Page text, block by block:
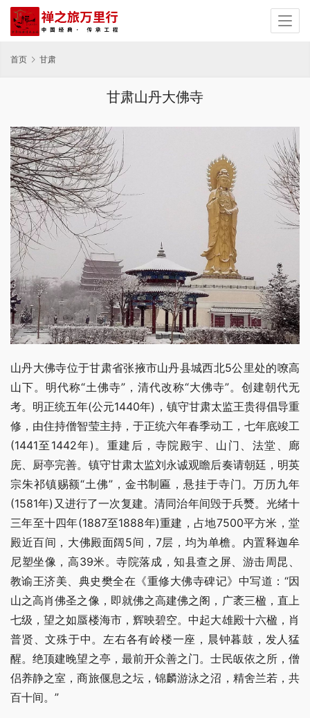
首页 甘肃
甘肃山丹大佛寺
山丹大佛寺位于甘肃省张掖市山丹县城西北5公里处的嘹高
山下。明代称“土佛寺”，清代改称“大佛寺”。创建朝代无
考。明正统五年(公元1440年)，镇守甘肃太监王贵得倡导重
修，由住持僧智莹主持，于正统六年春季动工，七年底竣工
(1441至1442年)。重建后，寺院殿宇、山门、法堂、廊
庑、厨亭完善。镇守甘肃太监刘永诚观瞻后奏请朝廷，明英
宗朱祁镇赐额“土佛”，金书制匾，悬挂于寺门。万历九年
(1581年)又进行了一次复建。清同治年间毁于兵燹。光绪十
三年至十四年(1887至1888年)重建，占地7500平方米，堂
殿近百间，大佛殿面阔5间，7层，均为单檐。内置释迦牟
尼塑坐像，高39米。寺院落成，知县查之屏、游击周昆、
教谕王济美、典史樊全在《重修大佛寺碑记》中写道：“因
山之高肖佛圣之像，即就佛之高建佛之阁，广袤三楹，直上
七级，望之如蜃楼海市，辉映碧空。中起大雄殿十六楹，肖
普贤、文殊于中。左右各有岭楼一座，晨钟暮鼓，发人猛
醒。绝顶建晚望之亭，最前开众善之门。士民皈依之所，僧
侣养静之室，商旅偃息之坛，锦麟游泳之沼，精舍兰若，共
百十间。”